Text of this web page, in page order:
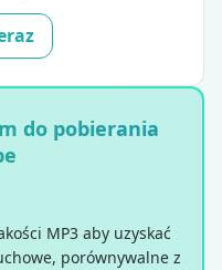
do pobierania
MP3 aby uzyskać
porównywalne z